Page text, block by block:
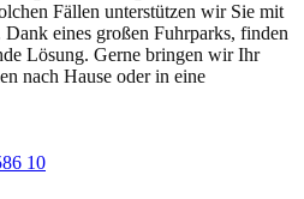
Fällen unterstützen wir Sie mit
eines großen Fuhrparks, finden
Lösung. Gerne bringen wir Ihr
nach Hause oder in eine
10